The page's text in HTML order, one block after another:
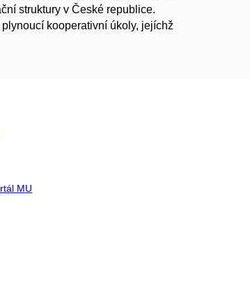
struktury v České republice.
kooperativní úkoly, jejíchž
MU